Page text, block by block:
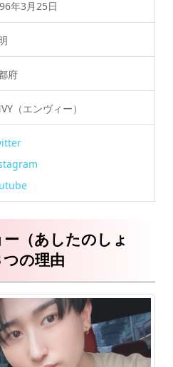
年3月25日
府
（エンヴィー）
（あしたのしょ
の理由